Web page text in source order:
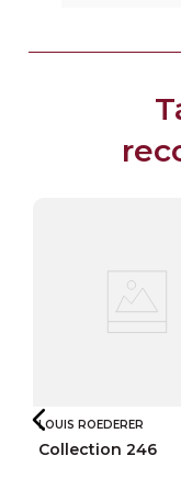
LOUIS ROEDERER
Collection 246